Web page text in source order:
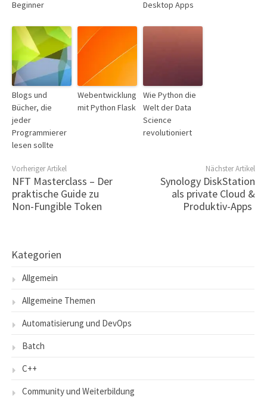
Beginner Desktop Apps
Blogs und
Bücher, die
jeder
Programmierer
lesen sollte
Webentwicklung
mit Python Flask
Wie Python die
Welt der Data
Science
revolutioniert
Vorheriger Artikel
NFT Masterclass – Der
praktische Guide zu
Non-Fungible Token
Nächster Artikel
Synology DiskStation
als private Cloud &
Produktiv-Apps
Kategorien
Allgemein
Allgemeine Themen
Automatisierung und DevOps
Batch
C++
Community und Weiterbildung